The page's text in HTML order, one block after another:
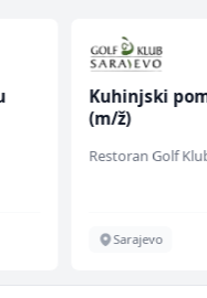
Kuhinjski
(m/ž)
Restoran Golf
Sarajevo